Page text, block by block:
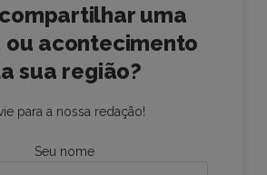
uma
ou acontecimento
sua região?
para a nossa redação!
Seu nome